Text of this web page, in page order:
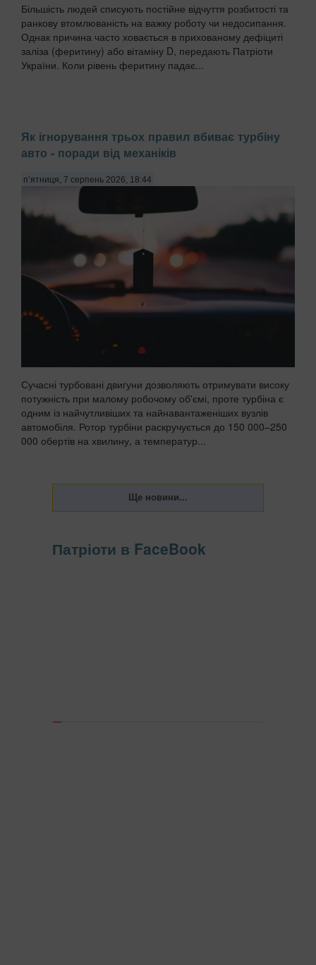
Більшість людей списують постійне відчуття розбитості та
ранкову втомлюваність на важку роботу чи недосипання.
Однак причина часто ховається в прихованому дефіциті
заліза (феритину) або вітаміну D, передають Патріоти
України. Коли рівень феритину падає...
Як ігнорування трьох правил вбиває турбіну
авто - поради від механіків
п’ятниця, 7 серпень 2026, 18:44
Сучасні турбовані двигуни дозволяють отримувати високу
потужність при малому робочому об'ємі, проте турбіна є
одним із найчутливіших та найнавантаженіших вузлів
автомобіля. Ротор турбіни раскручується до 150 000–250
000 обертів на хвилину, а температур...
Патріоти в FaceBook